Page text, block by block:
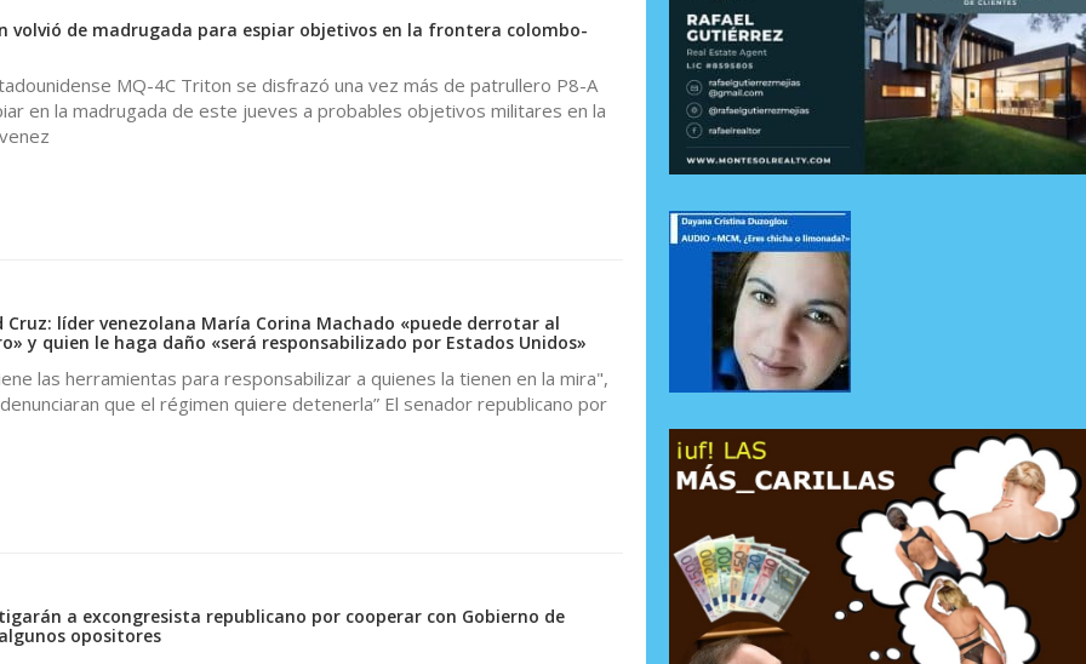
volvió de madrugada para espiar objetivos en la frontera colombo-
MQ-4C Triton se disfrazó una vez más de patrullero P8-A
en la madrugada de este jueves a probables objetivos militares en la
Cruz: líder venezolana María Corina Machado «puede derrotar al
y quien le haga daño «será responsabilizado por Estados Unidos»
las herramientas para responsabilizar a quienes la tienen en la mira",
que el régimen quiere detenerla” El senador republicano por
a excongresista republicano por cooperar con Gobierno de
opositores